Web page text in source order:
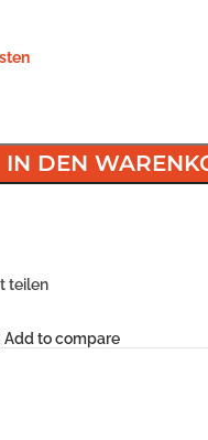
IN DEN
teilen
Add to compare